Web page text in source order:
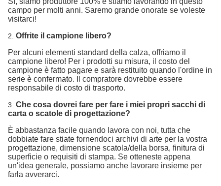
campo per molti anni. Saremo grande onorate se voleste
visitarci!
2. Offrite il campione libero?
Per alcuni elementi standard della calza, offriamo il
campione libero! Per i prodotti su misura, il costo del
campione è fatto pagare e sarà restituito quando l'ordine in
serie è confermato. Il compratore dovrebbe essere
responsabile di costo di trasporto.
3. Che cosa dovrei fare per fare i miei propri sacchi di
carta o scatole di progettazione?
È abbastanza facile quando lavora con noi, tutta che
dobbiate fare stiate fornendoci archivi di arte per la vostra
progettazione, dimensione scatola/della borsa, finitura di
superficie o requisiti di stampa. Se otteneste appena
un'idea generale, possiamo anche lavorare insieme per
farla avverarci.